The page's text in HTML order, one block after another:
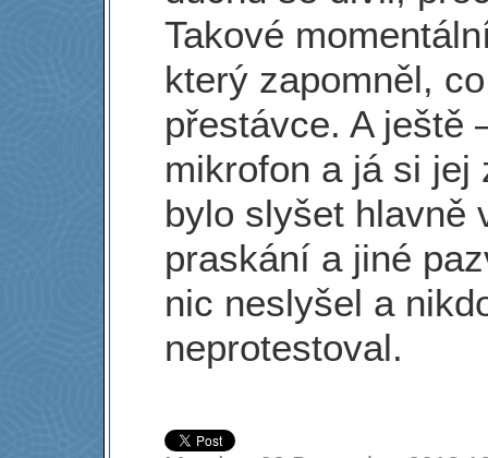
Takové
který zapomněl,
přestávce. A ještě
mikrofon a já si jej
bylo slyšet hlavně
praskání a jiné
nic neslyšel a
neprotestoval.